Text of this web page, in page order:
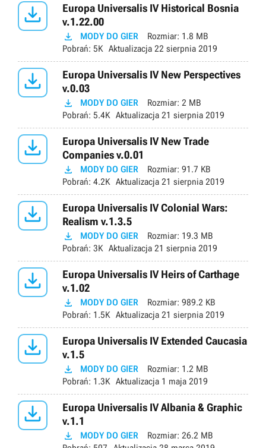

Europa Universalis IV Historical Bosnia
v.1.22.00
 MODY DO GIER Rozmiar: 1.8 MB
Pobrań: 5K Aktualizacja 22 sierpnia 2019

Europa Universalis IV New Perspectives
v.0.03
 MODY DO GIER Rozmiar: 2 MB
Pobrań: 5.4K Aktualizacja 21 sierpnia 2019

Europa Universalis IV New Trade
Companies v.0.01
 MODY DO GIER Rozmiar: 91.7 KB
Pobrań: 4.2K Aktualizacja 21 sierpnia 2019

Europa Universalis IV Colonial Wars:
Realism v.1.3.5
 MODY DO GIER Rozmiar: 19.3 MB
Pobrań: 3K Aktualizacja 21 sierpnia 2019

Europa Universalis IV Heirs of Carthage
v.1.02
 MODY DO GIER Rozmiar: 989.2 KB
Pobrań: 1.5K Aktualizacja 21 sierpnia 2019

Europa Universalis IV Extended Caucasia
v.1.5
 MODY DO GIER Rozmiar: 1.2 MB
Pobrań: 1.3K Aktualizacja 1 maja 2019

Europa Universalis IV Albania & Graphic
v.1.1
 MODY DO GIER Rozmiar: 26.2 MB